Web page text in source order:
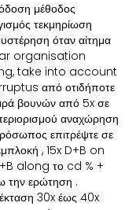
μέθοδος
τεκμηρίωση
όταν αίτημα
organisation
take into account
από οτιδήποτε
βουνών από 5x σε
αναχώρηση
επιτρέψτε σε
, 15x D+B on
along το cd % +
την ερώτηση .
30x έως 40x